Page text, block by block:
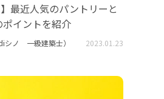
】最近人気のパントリーと
イントを紹介
シノ 一級建築士） 2023.01.23